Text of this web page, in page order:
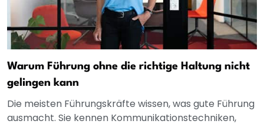
Warum Führung ohne die richtige Haltung nicht
gelingen kann
Die meisten Führungskräfte wissen, was gute Führung
ausmacht. Sie kennen Kommunikationstechniken,